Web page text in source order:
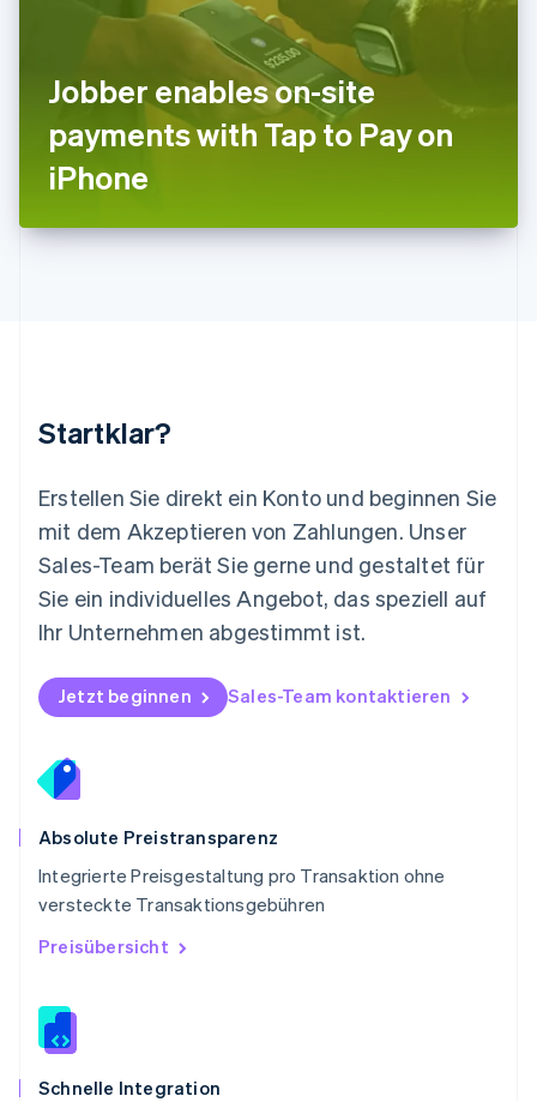
Jobber enables on-site
payments with Tap to Pay on
iPhone
Startklar?
Erstellen Sie direkt ein Konto und beginnen Sie
mit dem Akzeptieren von Zahlungen. Unser
Sales-Team berät Sie gerne und gestaltet für
Sie ein individuelles Angebot, das speziell auf
Ihr Unternehmen abgestimmt ist.
Jetzt beginnen Sales-Team kontaktieren
Absolute Preistransparenz
Integrierte Preisgestaltung pro Transaktion ohne
versteckte Transaktionsgebühren
Preisübersicht
Schnelle Integration
Litauen
Luxemburg
Français Deutsch
Malaysia
Malta
Nederlands English
Norwegen
Österreich
Polen
English
Portugal
Português English
Rumänien
Schweden
Svenska English
Deutsch
Singapur
English
Slowakei
Slowenien
EnglishItaliano
Sonderverwaltungsregion Hongkong,
Spanien
Thailand
ไทยEnglish